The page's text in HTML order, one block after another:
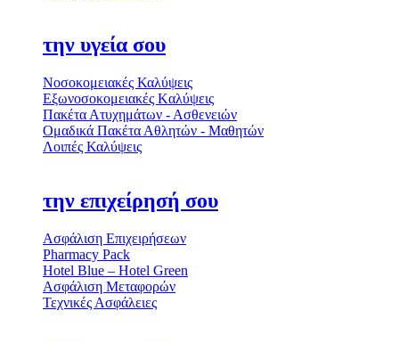
την υγεία σου
Νοσοκομειακές Καλύψεις
Εξωνοσοκομειακές Kαλύψεις
Πακέτα Ατυχημάτων - Ασθενειών
Ομαδικά Πακέτα Αθλητών - Μαθητών
Λοιπές Καλύψεις
την επιχείρησή σου
Ασφάλιση Επιχειρήσεων
Pharmacy Pack
Hotel Blue – Hotel Green
Ασφάλιση Μεταφορών
Τεχνικές Ασφάλειες